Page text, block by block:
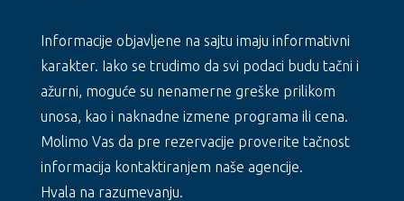
Informacije objavljene na sajtu imaju informativni
karakter. Iako se trudimo da svi podaci budu tačni i
ažurni, moguće su nenamerne greške prilikom
unosa, kao i naknadne izmene programa ili cena.
Molimo Vas da pre rezervacije proverite tačnost
informacija kontaktiranjem naše agencije.
Hvala na razumevanju.